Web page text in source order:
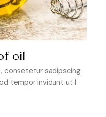
oil
consetetur sadipscing
tempor invidunt ut l